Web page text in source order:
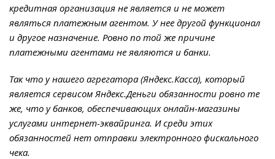
кредитная организация не является и не может
являться платежным агентом. У нее другой функционал
и другое назначение. Ровно по той же причине
платежными агентами не являются и банки.
Так что у нашего агрегатора (Яндекс.Касса), который
является сервисом Яндекс.Деньги обязанности ровно те
же, что у банков, обеспечивающих онлайн-магазины
услугами интернет-эквайринга. И среди этих
обязанностей нет отправки электронного фискального
чека.